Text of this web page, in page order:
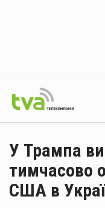
У Трампа
тимчасово
США в